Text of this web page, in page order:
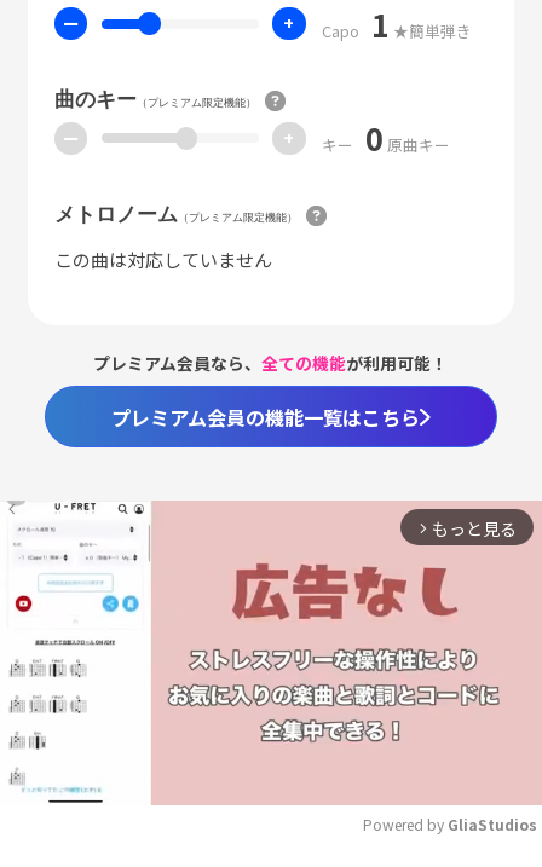
ー + Capo 1 ★簡単弾き
曲のキー（プレミアム限定機能）
ー + キー 0 原曲キー
メトロノーム （プレミアム限定機能）
この曲は対応していません
プレミアム会員なら、全ての機能が利用可能！
プレミアム会員の機能一覧はこちら
arrow_forward_ios もっと見る
Powered by GliaStudios